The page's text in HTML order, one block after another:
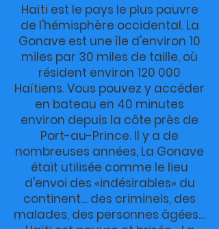
Haïti est le pays le plus pauvre
de l'hémisphère occidental. La
Gonave est une île d'environ 10
miles par 30 miles de taille, où
résident environ 120 000
Haïtiens. Vous pouvez y accéder
en bateau en 40 minutes
environ depuis la côte près de
Port-au-Prince. Il y a de
nombreuses années, La Gonave
était utilisée comme le lieu
d'envoi des «indésirables» du
continent… des criminels, des
malades, des personnes âgées…